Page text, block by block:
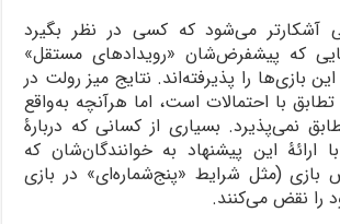
آشکارتر می‌شود که کسی در نظر بگیرد
که پیشفرض‌شان «رویدادهای مستقل»
بازی‌ها را پذیرفته‌اند. نتایج میز رولت در
با احتمالات است، اما هرآنچه به‌واقع
نمی‌پذیرد. بسیاری از کسانی که دربارۀ
ارائۀ این پیشنهاد به خوانندگان‌شان که
بازی (مثل شرایط «پنج‌شماره‌ای» در بازی
را نقض می‌کنند.